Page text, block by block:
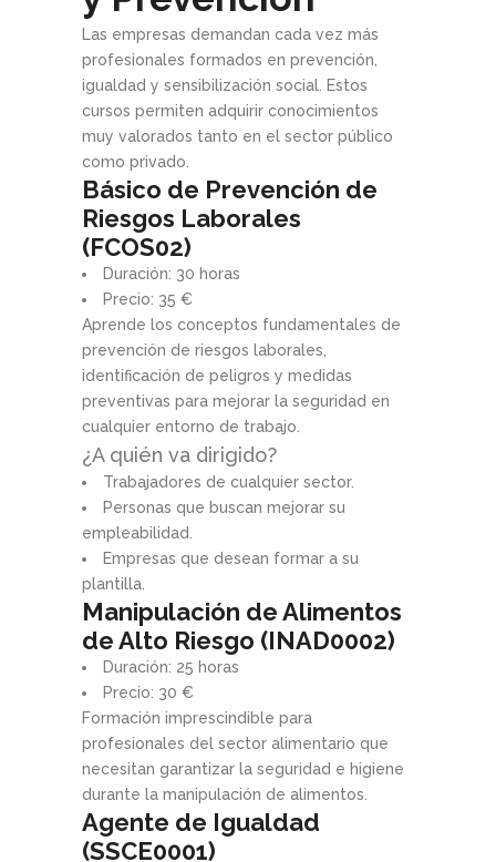
Las empresas demandan cada vez más
profesionales formados en prevención,
igualdad y sensibilización social. Estos
cursos permiten adquirir conocimientos
muy valorados tanto en el sector público
como privado.
Básico de Prevención de
Riesgos Laborales
(FCOS02)
Duración: 30 horas
Precio: 35 €
Aprende los conceptos fundamentales de
prevención de riesgos laborales,
identificación de peligros y medidas
preventivas para mejorar la seguridad en
cualquier entorno de trabajo.
¿A quién va dirigido?
Trabajadores de cualquier sector.
Personas que buscan mejorar su
empleabilidad.
Empresas que desean formar a su
plantilla.
Manipulación de Alimentos
de Alto Riesgo (INAD0002)
Duración: 25 horas
Precio: 30 €
Formación imprescindible para
profesionales del sector alimentario que
necesitan garantizar la seguridad e higiene
durante la manipulación de alimentos.
Agente de Igualdad
(SSCE0001)